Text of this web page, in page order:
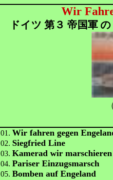
Wir
ドイツ 第３ 帝国軍 の
01.Wir fahren gegen
02. Siegfried Line
03.Kamerad wir marschieren
04.Pariser Einzugsmarsch
05.Bomben auf Engeland